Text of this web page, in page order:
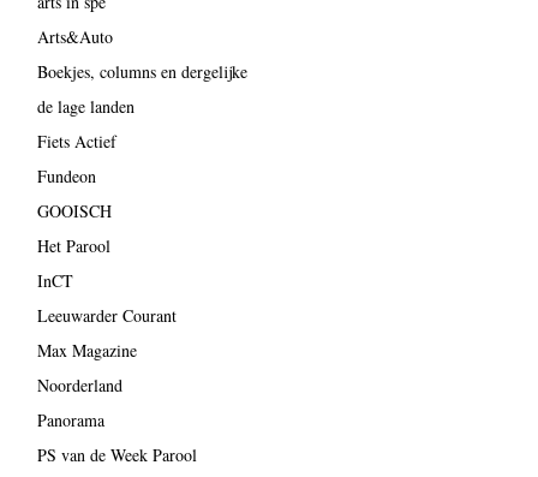
Arts&Auto
Boekjes, columns en dergelijke
de lage landen
Fiets Actief
Fundeon
GOOISCH
Het Parool
InCT
Leeuwarder Courant
Max Magazine
Noorderland
Panorama
PS van de Week Parool